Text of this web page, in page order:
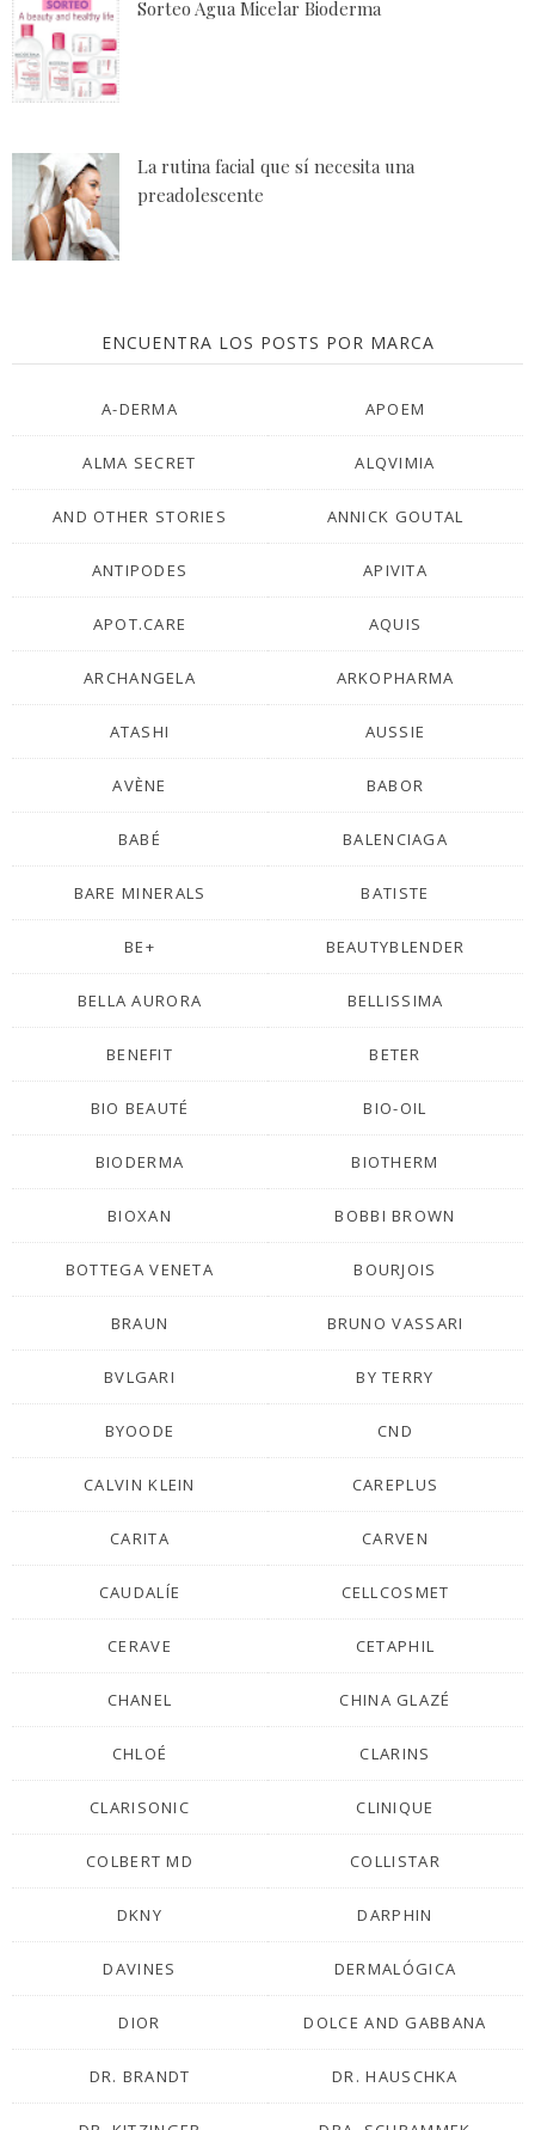
Sorteo Agua Micelar Bioderma
La rutina facial que sí necesita una
preadolescente
ENCUENTRA LOS POSTS POR MARCA
A-DERMA APOEM
ALMA SECRET ALQVIMIA
AND OTHER STORIES ANNICK GOUTAL
ANTIPODES APIVITA
APOT.CARE AQUIS
ARCHANGELA ARKOPHARMA
ATASHI AUSSIE
AVÈNE BABOR
BABÉ BALENCIAGA
BARE MINERALS BATISTE
BE+ BEAUTYBLENDER
BELLA AURORA BELLISSIMA
BENEFIT BETER
BIO BEAUTÉ BIO-OIL
BIODERMA BIOTHERM
BIOXAN BOBBI BROWN
BOTTEGA VENETA BOURJOIS
BRAUN BRUNO VASSARI
BVLGARI BY TERRY
BYOODE CND
CALVIN KLEIN CAREPLUS
CARITA CARVEN
CAUDALÍE CELLCOSMET
CERAVE CETAPHIL
CHANEL CHINA GLAZÉ
CHLOÉ CLARINS
CLARISONIC CLINIQUE
COLBERT MD COLLISTAR
DKNY DARPHIN
DAVINES DERMALÓGICA
DIOR DOLCE AND GABBANA
DR. BRANDT DR. HAUSCHKA